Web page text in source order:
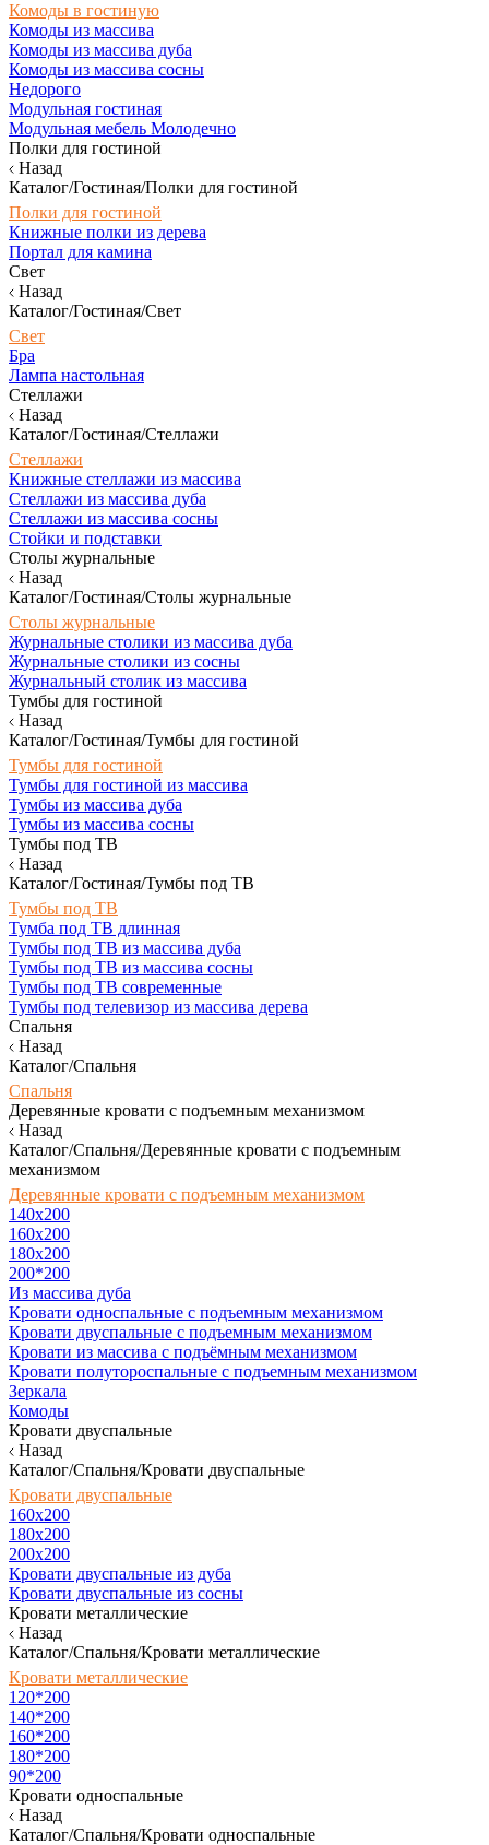
Комоды в гостиную
Комоды из массива
Комоды из массива дуба
Комоды из массива сосны
Недорого
Модульная гостиная
Модульная мебель Молодечно
Полки для гостиной
Назад
Каталог/Гостиная/Полки для гостиной
Полки для гостиной
Книжные полки из дерева
Портал для камина
Свет
Назад
Каталог/Гостиная/Свет
Свет
Бра
Лампа настольная
Стеллажи
Назад
Каталог/Гостиная/Стеллажи
Стеллажи
Книжные стеллажи из массива
Стеллажи из массива дуба
Стеллажи из массива сосны
Стойки и подставки
Столы журнальные
Назад
Каталог/Гостиная/Столы журнальные
Столы журнальные
Журнальные столики из массива дуба
Журнальные столики из сосны
Журнальный столик из массива
Тумбы для гостиной
Назад
Каталог/Гостиная/Тумбы для гостиной
Тумбы для гостиной
Тумбы для гостиной из массива
Тумбы из массива дуба
Тумбы из массива сосны
Тумбы под ТВ
Назад
Каталог/Гостиная/Тумбы под ТВ
Тумбы под ТВ
Тумба под ТВ длинная
Тумбы под ТВ из массива дуба
Тумбы под ТВ из массива сосны
Тумбы под ТВ современные
Тумбы под телевизор из массива дерева
Спальня
Назад
Каталог/Спальня
Спальня
Деревянные кровати с подъемным механизмом
Назад
Каталог/Спальня/Деревянные кровати с подъемным
механизмом
Деревянные кровати с подъемным механизмом
140x200
160х200
180х200
200*200
Из массива дуба
Кровати односпальные с подъемным механизмом
Кровати двуспальные с подъемным механизмом
Кровати из массива с подъёмным механизмом
Кровати полутороспальные с подъемным механизмом
Зеркала
Комоды
Кровати двуспальные
Назад
Каталог/Спальня/Кровати двуспальные
Кровати двуспальные
160х200
180x200
200x200
Кровати двуспальные из дуба
Кровати двуспальные из сосны
Кровати металлические
Назад
Каталог/Спальня/Кровати металлические
Кровати металлические
120*200
140*200
160*200
180*200
90*200
Кровати односпальные
Назад
Каталог/Спальня/Кровати односпальные